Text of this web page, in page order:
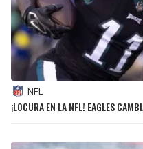
NFL
¡LOCURA EN LA NFL! EAGLES